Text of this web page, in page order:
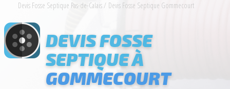
Devis Fosse Septique Pas-de-Calais/ Devis Fosse Septique Gommecourt
DEVIS FOSSE
SEPTIQUE À
GOMMECOURT